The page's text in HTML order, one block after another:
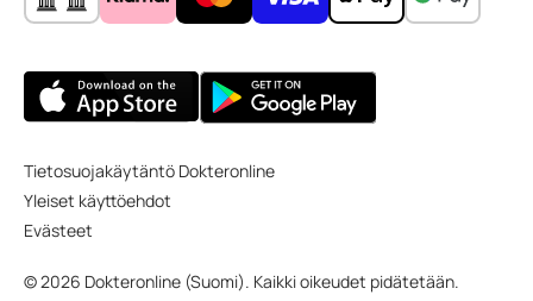
Tietosuojakäytäntö Dokteronline
Yleiset käyttöehdot
Evästeet
© 2026 Dokteronline (Suomi). Kaikki oikeudet pidätetään.